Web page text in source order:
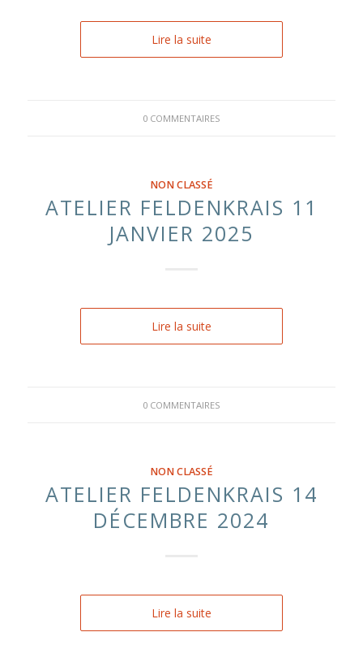
Lire la suite
0 COMMENTAIRES
NON CLASSÉ
ATELIER FELDENKRAIS 11
JANVIER 2025
Lire la suite
0 COMMENTAIRES
NON CLASSÉ
ATELIER FELDENKRAIS 14
DÉCEMBRE 2024
Lire la suite